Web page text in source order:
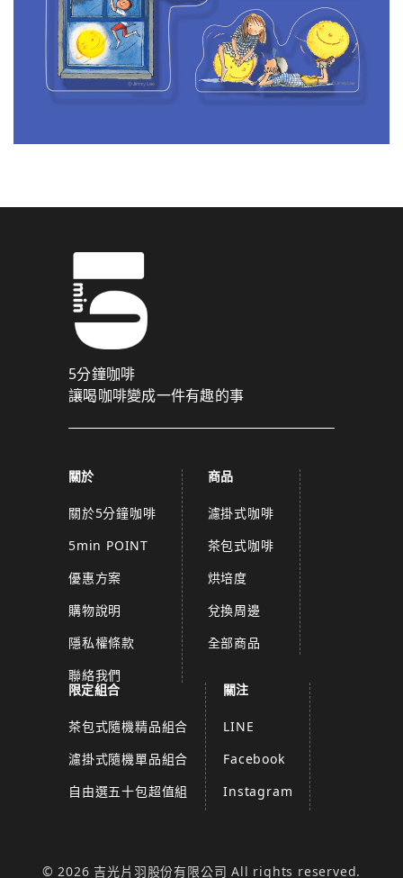
5分鐘咖啡
讓喝咖啡變成一件有趣的事
關於
關於5分鐘咖啡
5min POINT
優惠方案
購物說明
隱私權條款
聯絡我們
商品
濾掛式咖啡
茶包式咖啡
烘培度
兌換周邊
全部商品
限定組合
茶包式隨機精品組合
濾掛式隨機單品組合
自由選五十包超值組
關注
LINE
Facebook
Instagram
© 2026 吉光片羽股份有限公司 All rights reserved.